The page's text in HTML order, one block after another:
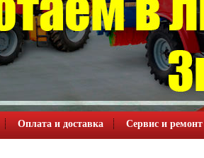
Оплата и доставка
Сервис и ремонт